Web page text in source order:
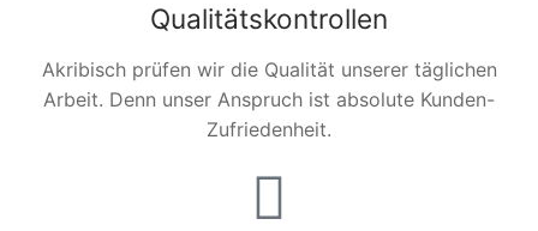
Qualitätskontrollen
Akribisch prüfen wir die Qualität unserer täglichen
Arbeit. Denn unser Anspruch ist absolute Kunden-
Zufriedenheit.